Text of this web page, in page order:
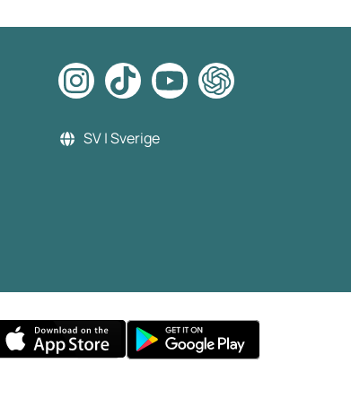
SV | Sverige